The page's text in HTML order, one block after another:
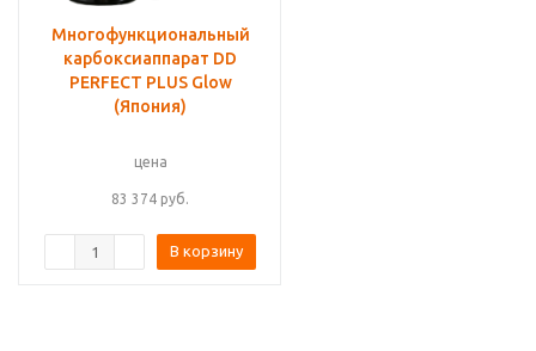
Многофункциональный
карбоксиаппарат DD
PERFECT PLUS Glow
(Япония)
цена
83 374 руб.
В корзину